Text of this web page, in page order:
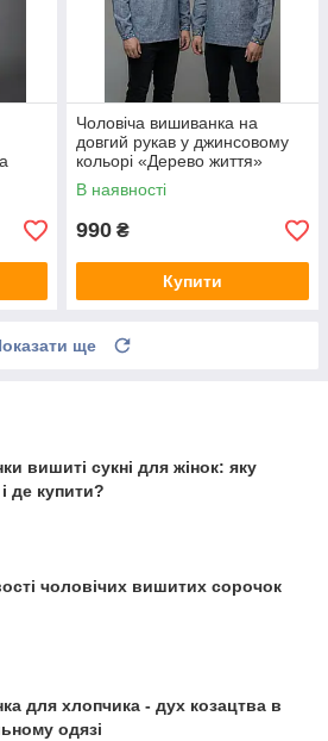
Чоловіча вишиванка на
довгий рукав у джинсовому
кольорі «Дерево життя»
В наявності
990 ₴
Купити
ще
вишиті сукні для жінок: яку
де купити?
чоловічих вишитих сорочок
для хлопчика - дух козацтва в
одязі